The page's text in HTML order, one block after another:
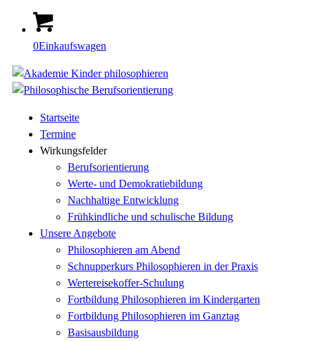
0Einkaufswagen
Startseite
Termine
Wirkungsfelder
Berufsorientierung
Werte- und Demokratiebildung
Nachhaltige Entwicklung
Frühkindliche und schulische Bildung
Unsere Angebote
Philosophieren am Abend
Schnupperkurs Philosophieren in der Praxis
Wertereisekoffer-Schulung
Fortbildung Philosophieren im Kindergarten
Fortbildung Philosophieren im Ganztag
Basisausbildung